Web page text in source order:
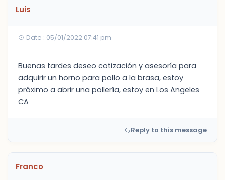
Luis
Date : 05/01/2022 07:41 pm
Buenas tardes deseo cotización y asesoría para
adquirir un horno para pollo a la brasa, estoy
próximo a abrir una pollería, estoy en Los Angeles
CA
Reply to this message
Franco